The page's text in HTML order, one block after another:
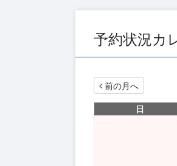
予約状況カ
前の月へ
日